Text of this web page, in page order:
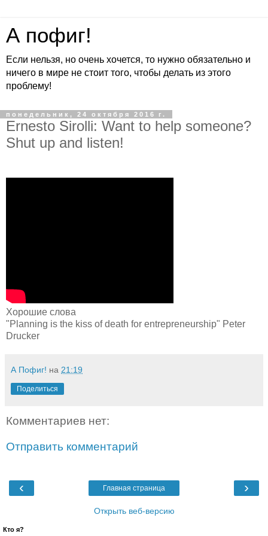
А пофиг!
Если нельзя, но очень хочется, то нужно обязательно и
ничего в мире не стоит того, чтобы делать из этого
проблему!
понедельник, 24 октября 2016 г.
Ernesto Sirolli: Want to help someone?
Shut up and listen!
Хорошие слова
"Planning is the kiss of death for entrepreneurship" Peter
Drucker
А Пофиг! на 21:19
Поделиться
Комментариев нет:
Отправить комментарий
‹ ›
Главная страница
Открыть веб-версию
Кто я?